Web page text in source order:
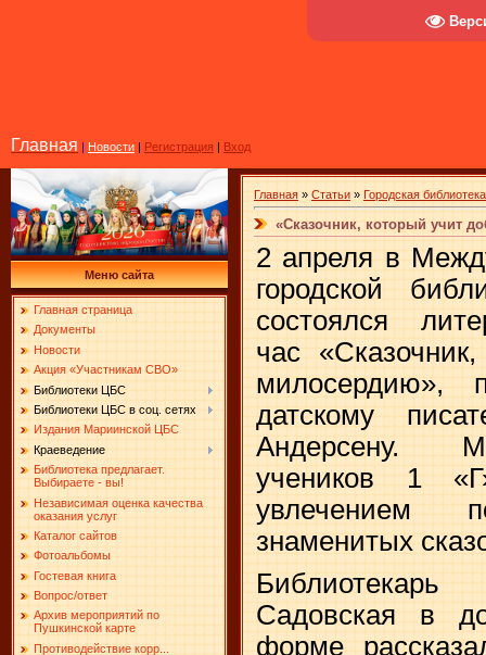
Главная | Новости | Регистрация | Вход
Меню сайта
Главная страница
Документы
Новости
Акция «Участникам СВО»
Библиотеки ЦБС
Библиотеки ЦБС в соц. сетях
Издания Мариинской ЦБС
Краеведение
Библиотека предлагает.
Выбираете - вы!
Независимая оценка качества
оказания услуг
Каталог сайтов
Фотоальбомы
Гостевая книга
Вопрос/ответ
Архив мероприятий по
Пушкинской карте
Противодействие корр...
Главная » Статьи » Городская
«Сказочник, который учит
2 апреля в
городской
состоялся
час
милосердию»,
датскому
Андерсену.
учеников 1
увлечением
знаменитых
Садовская в
форме